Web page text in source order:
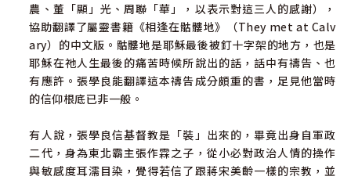
農、董「顯」光、周聯「華」，以表示對這三人的感謝），
協助翻譯了屬靈書籍《相逢在骷髏地》（They met at Calv
ary）的中文版。骷髏地是耶穌最後被釘十字架的地方，也是
耶穌在祂人生最後的痛苦時候所說出的話，話中有禱告、也
有應許。張學良能翻譯這本禱告成分頗重的書，足見他當時
的信仰根底已非一般。
有人說，張學良信基督教是「裝」出來的，畢竟出身自軍政
二代，身為東北霸主張作霖之子，從小必對政治人情的操作
與敏感度耳濡目染，覺得若信了跟蔣宋美齡一樣的宗教，並